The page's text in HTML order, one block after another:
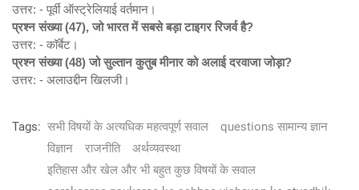
उत्तर: - पूर्वी ऑस्ट्रेलियाई वर्तमान।
प्रश्न संख्या (47), जो भारत में सबसे बड़ा टाइगर रिजर्व है?
उत्तर: - कॉर्बेट।
प्रश्न संख्या (48) जो सुल्तान कुतुब मीनार को अलाई दरवाजा जोड़ा?
उत्तर: - अलाउद्दीन खिलजी।
Tags: सभी विषयों के अत्यधिक महत्वपूर्ण सवाल
questions सामान्य ज्ञान
विज्ञान
राजनीति
अर्थव्यवस्था
इतिहास और खेल और भी बहुत कुछ विषयों के सवाल